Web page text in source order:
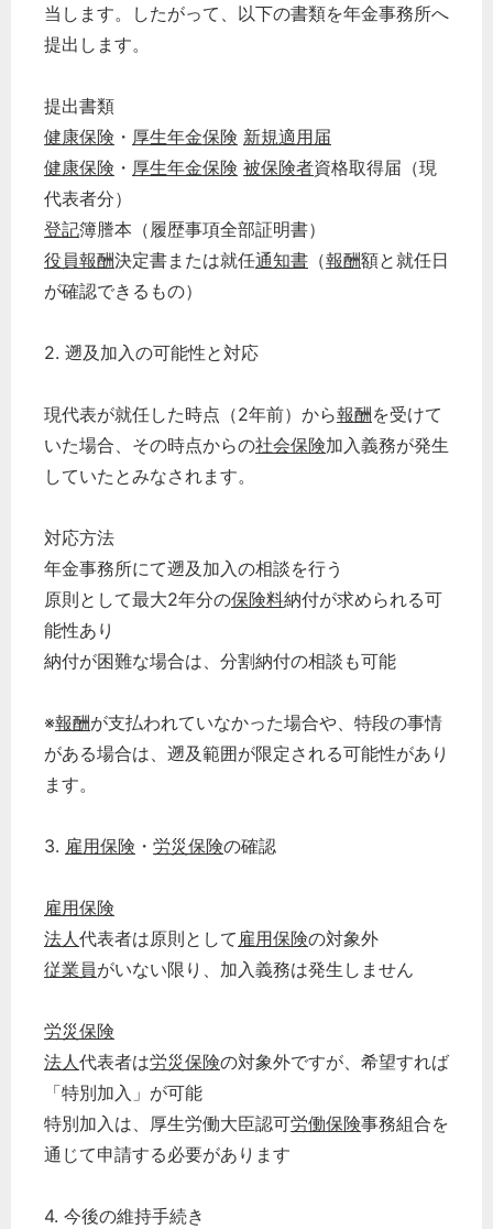
当します。したがって、以下の書類を年金事務所へ
提出します。
提出書類
健康保険 ・ 厚生年金保険 新規適用届
健康保険 ・ 厚生年金保険 被保険者資格取得届（現
代表者分）
登記簿謄本（履歴事項全部証明書）
役員報酬決定書または就任通知書 （報酬額と就任日
が確認できるもの）
2. 遡及加入の可能性と対応
現代表が就任した時点（2年前）から報酬を受けて
いた場合、その時点からの社会保険加入義務が発生
していたとみなされます。
対応方法
年金事務所にて遡及加入の相談を行う
原則として最大2年分の保険料納付が求められる可
能性あり
納付が困難な場合は、分割納付の相談も可能
※報酬が支払われていなかった場合や、特段の事情
がある場合は、遡及範囲が限定される可能性があり
ます。
3. 雇用保険 ・ 労災保険の確認
雇用保険
法人代表者は原則として 雇用保険の対象外
従業員がいない限り、加入義務は発生しません
労災保険
法人代表者は労災保険の対象外ですが、希望すれば
「特別加入」が可能
特別加入は、厚生労働大臣認可労働保険事務組合を
通じて申請する必要があります
4. 今後の維持手続き